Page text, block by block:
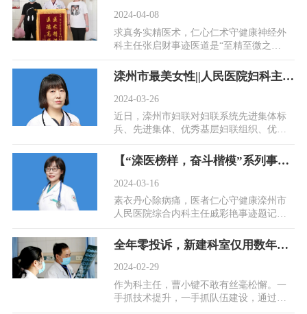
2024-04-08
求真务实精医术，仁心仁术守健康神经外
科主任张启财事迹医道是“至精至微之
事”，习医之人必须“博极医源，精勤不
倦，医者仁心”...
滦州市最美女性||人民医院妇科主任王丽荣：深耕不辍，精益求精，全力守护女性生命健康！
2024-03-26
近日，滦州市妇联对妇联系统先进集体标
兵、先进集体、优秀基层妇联组织、优秀
妇联干部、优秀巾帼志愿者、最美女性及
最美女性集体...
【“滦医榜样，奋斗楷模”系列事迹展播】素衣丹心除病痛，医者仁心守健康——综合内科主任戚彩艳
2024-03-16
素衣丹心除病痛，医者仁心守健康滦州市
人民医院综合内科主任戚彩艳事迹题记医
者的仁心，应如春天和煦的微风，为万物
带来复苏的希...
全年零投诉，新建科室仅用数年逆袭的两大关键法则！
2024-02-29
作为科主任，曹小键不敢有丝毫松懈。一
手抓技术提升，一手抓队伍建设，通过持
续摸索形成了一套自己的管理“方法论”，